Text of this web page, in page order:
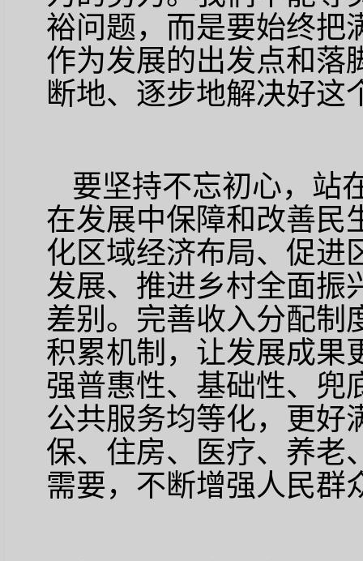
裕问题，而是要始终把
作为发展的出发点和落
断地、逐步地解决好这
要坚持不忘初心，站
在发展中保障和改善民
化区域经济布局、促进
发展、推进乡村全面振
差别。完善收入分配制
积累机制，让发展成果
强普惠性、基础性、兜
公共服务均等化，更好
保、住房、医疗、养老
需要，不断增强人民群